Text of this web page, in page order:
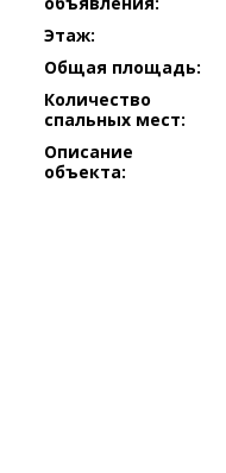
Этаж:
Общая площадь:
Количество
спальных мест:
Описание
объекта: